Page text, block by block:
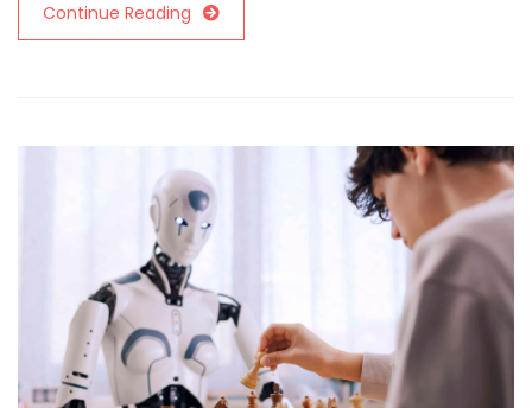
Continue Reading